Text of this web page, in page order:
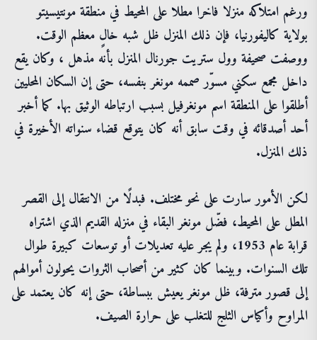
ورغم امتلاكه منزلا فاخرا مطلا على المحيط في منطقة مونتيسيتو
بولاية كاليفورنيا، فإن ذلك المنزل ظل شبه خالٍ معظم الوقت.
ووصفت صحيفة وول ستريت جورنال المنزل بأنه مذهل ، وكان يقع
داخل مجمع سكني مسوّر صممه مونغر بنفسه، حتى إن السكان المحليين
أطلقوا على المنطقة اسم مونغرفيل بسبب ارتباطه الوثيق بها. كما أخبر
أحد أصدقائه في وقت سابق أنه كان يتوقع قضاء سنواته الأخيرة في
ذلك المنزل.
لكن الأمور سارت على نحو مختلف. فبدلًا من الانتقال إلى القصر
المطل على المحيط، فضّل مونغر البقاء في منزله القديم الذي اشتراه
قرابة عام 1953، ولم يجر عليه تعديلات أو توسعات كبيرة طوال
تلك السنوات. وبينما كان كثير من أصحاب الثروات يحولون أموالهم
إلى قصور مترفة، ظل مونغر يعيش ببساطة، حتى إنه كان يعتمد على
المراوح وأكياس الثلج للتغلب على حرارة الصيف.